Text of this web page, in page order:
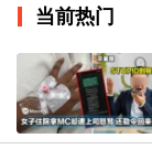
当前热门